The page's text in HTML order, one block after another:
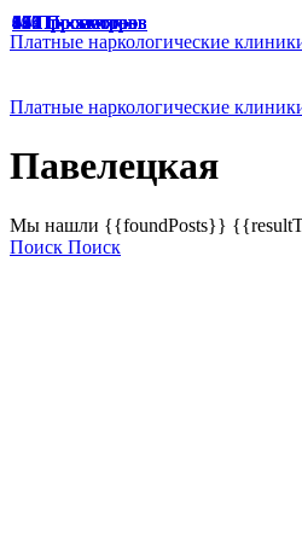
Платные наркологические
Платные наркологические
Павелецкая
Мы нашли {{foundPosts}}
Поиск Поиск
49 Просмотров
47 Просмотров
33 Просмотра
65 Просмотров
67 Просмотров
166 Просмотров
125 Просмотров
136 Просмотров
187 Просмотров
174 Просмотра
129 Просмотров
191 Просмотр
94 Просмотра
45 Просмотров
61 Просмотр
48 Просмотров